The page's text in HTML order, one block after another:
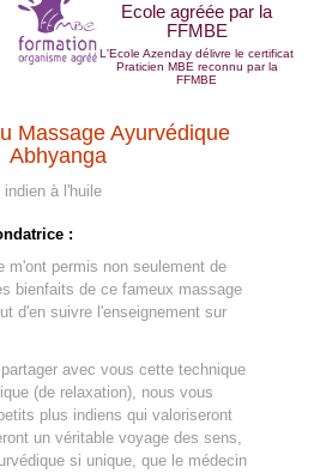
Ecole agréée par la
FFMBE
L'Ecole Azenday délivre le certificat
Praticien MBE reconnu par la
FFMBE
Massage Ayurvédique
Abhyanga
indien à l'huile
:
m'ont permis non seulement de
bienfaits de ce fameux massage
d'en suivre l'enseignement sur
avec vous cette technique
(de relaxation), nous vous
plus indiens qui valoriseront
un véritable voyage des sens,
si unique, que le médecin